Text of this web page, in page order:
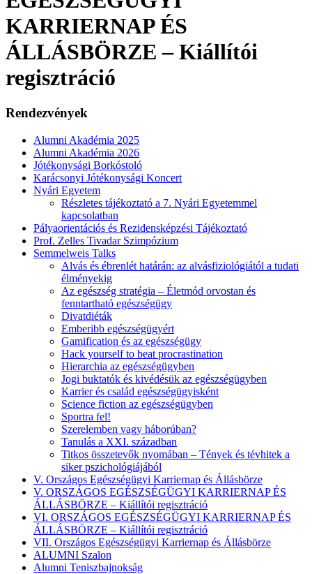
KARRIERNAP ÉS
ÁLLÁSBÖRZE – Kiállítói
regisztráció
Rendezvények
Alumni Akadémia 2025
Alumni Akadémia 2026
Jótékonysági Borkóstoló
Karácsonyi Jótékonysági Koncert
Nyári Egyetem
Részletes tájékoztató a 7. Nyári Egyetemmel
kapcsolatban
Pályaorientációs és Rezidensképzési Tájékoztató
Prof. Zelles Tivadar Szimpózium
Semmelweis Talks
Alvás és ébrenlét határán: az alvásfiziológiától a tudati
élményekig
Az egészség stratégia – Életmód orvostan és
fenntartható egészségügy
Divatdiéták
Emberibb egészségügyért
Gamification és az egészségügy
Hack yourself to beat procrastination
Hierarchia az egészségügyben
Jogi buktatók és kivédésük az egészségügyben
Karrier és család egészségügyisként
Science fiction az egészségügyben
Sportra fel!
Szerelemben vagy háborúban?
Tanulás a XXI. században
Titkos összetevők nyomában – Tények és tévhitek a
siker pszichológiájából
V. Országos Egészségügyi Karriernap és Állásbörze
V. ORSZÁGOS EGÉSZSÉGÜGYI KARRIERNAP ÉS
ÁLLÁSBÖRZE – Kiállítói regisztráció
VI. ORSZÁGOS EGÉSZSÉGÜGYI KARRIERNAP ÉS
ÁLLÁSBÖRZE – Kiállítói regisztráció
VII. Országos Egészségügyi Karriernap és Állásbörze
ALUMNI Szalon
Alumni Teniszbajnokság